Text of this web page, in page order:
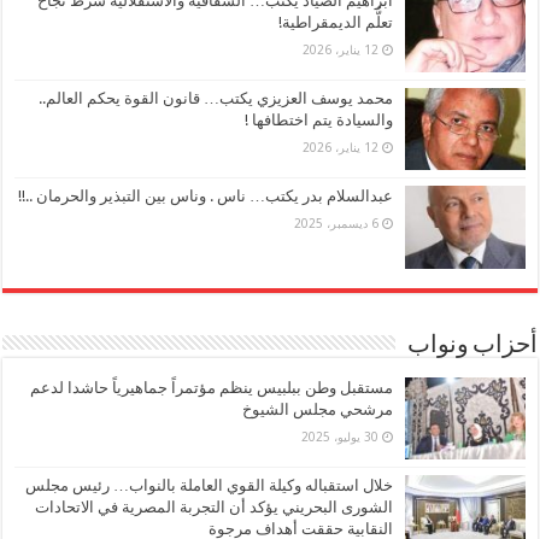
تعلُّم الديمقراطية!
12 يناير، 2026
محمد يوسف العزيزي يكتب… قانون القوة يحكم العالم..
والسيادة يتم اختطافها !
12 يناير، 2026
عبدالسلام بدر يكتب… ناس . وناس بين التبذير والحرمان ..!!
6 ديسمبر، 2025
أحزاب ونواب
مستقبل وطن ببلبيس ينظم مؤتمراً جماهيرياً حاشدا لدعم
مرشحي مجلس الشيوخ
30 يوليو، 2025
خلال استقباله وكيلة القوي العاملة بالنواب… رئيس مجلس
الشورى البحريني يؤكد أن التجربة المصرية في الاتحادات
النقابية حققت أهداف مرجوة